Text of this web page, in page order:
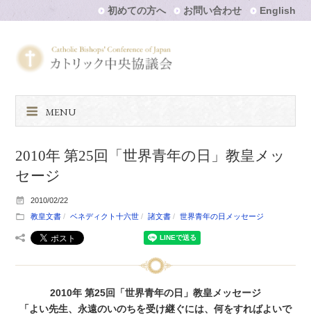
初めての方へ お問い合わせ English
MENU
2010年 第25回「世界青年の日」教皇メッ
セージ
2010/02/22
教皇文書
ベネディクト十六世 諸文書 世界青年の日メッセージ
2010年 第25回「世界青年の日」教皇メッセージ
「よい先生、永遠のいのちを受け継ぐには、何をすればよいで